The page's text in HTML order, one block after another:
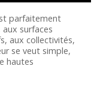
parfaitement
surfaces
aux collectivités,
se veut simple,
hautes